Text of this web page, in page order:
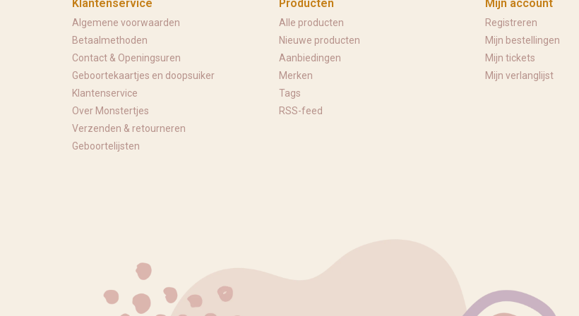
Klantenservice
Algemene voorwaarden
Betaalmethoden
Contact & Openingsuren
Geboortekaartjes en doopsuiker
Klantenservice
Over Monstertjes
Verzenden & retourneren
Geboortelijsten
Producten
Alle producten
Nieuwe producten
Aanbiedingen
Merken
Tags
RSS-feed
Mijn account
Registreren
Mijn bestellingen
Mijn tickets
Mijn verlanglijst